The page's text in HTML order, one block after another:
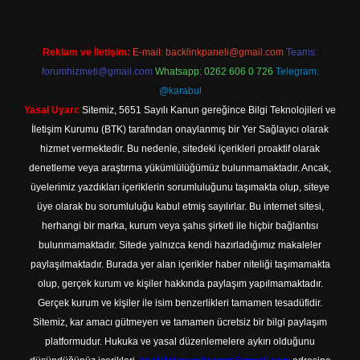
Reklam ve İletişim: E-mail: backlinkpaneli@gmail.com Teams:
forumhizmeti@gmail.com Whatsapp: 0262 606 0 726 Telegram:
@karabul
Yasal Uyarı: Sitemiz, 5651 Sayılı Kanun gereğince Bilgi Teknolojileri ve
İletişim Kurumu (BTK) tarafından onaylanmış bir Yer Sağlayıcı olarak
hizmet vermektedir. Bu nedenle, sitedeki içerikleri proaktif olarak
denetleme veya araştırma yükümlülüğümüz bulunmamaktadır. Ancak,
üyelerimiz yazdıkları içeriklerin sorumluluğunu taşımakta olup, siteye
üye olarak bu sorumluluğu kabul etmiş sayılırlar. Bu internet sitesi,
herhangi bir marka, kurum veya şahıs şirketi ile hiçbir bağlantısı
bulunmamaktadır. Sitede yalnızca kendi hazırladığımız makaleler
paylaşılmaktadır. Burada yer alan içerikler haber niteliği taşımamakta
olup, gerçek kurum ve kişiler hakkında paylaşım yapılmamaktadır.
Gerçek kurum ve kişiler ile isim benzerlikleri tamamen tesadüfidir.
Sitemiz, kar amacı gütmeyen ve tamamen ücretsiz bir bilgi paylaşım
platformudur. Hukuka ve yasal düzenlemelere aykırı olduğunu